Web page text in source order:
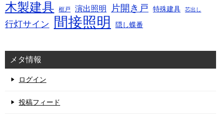
木製建具 框戸 演出照明 片開き戸 特殊建具 芯出し
行灯サイン 間接照明 隠し蝶番
メタ情報
ログイン
投稿フィード